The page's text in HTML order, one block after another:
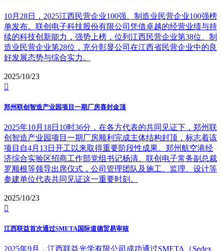
10月28日，2025江西民营企业100强、制造业民营企业100强榜
单发布。联创电子科技股份有限公司凭借卓越的经营业绩与持
续的科技创新能力，强势上榜，位列江西民营企业第38位、制
造业民营企业第28位，充分彰显公司在江西省民营企业中的良
好发展态势与综合实力。
2025/10/23

郑州联创智造产业园项目一期厂房喜封金顶
2025年10月18日10时36分，在各方代表的共同见证下，郑州联
创智造产业园项目一期厂房顺利完成主体结构封顶，标志着该
项目自4月13日开工以来取得重要阶段性成果。郑州航空港经
济综合实验区招商工作部党组书记杨清、联创电子常务副总裁
罗顺根等领导出席仪式，公司管理团队及施工、监理、设计等
参建单位代表共同见证这一重要时刻。
2025/10/23

江西联益首次通过SMETA国际道德贸易审核
2025年9月，江西联益光学有限公司成功通过SMETA（Sedex